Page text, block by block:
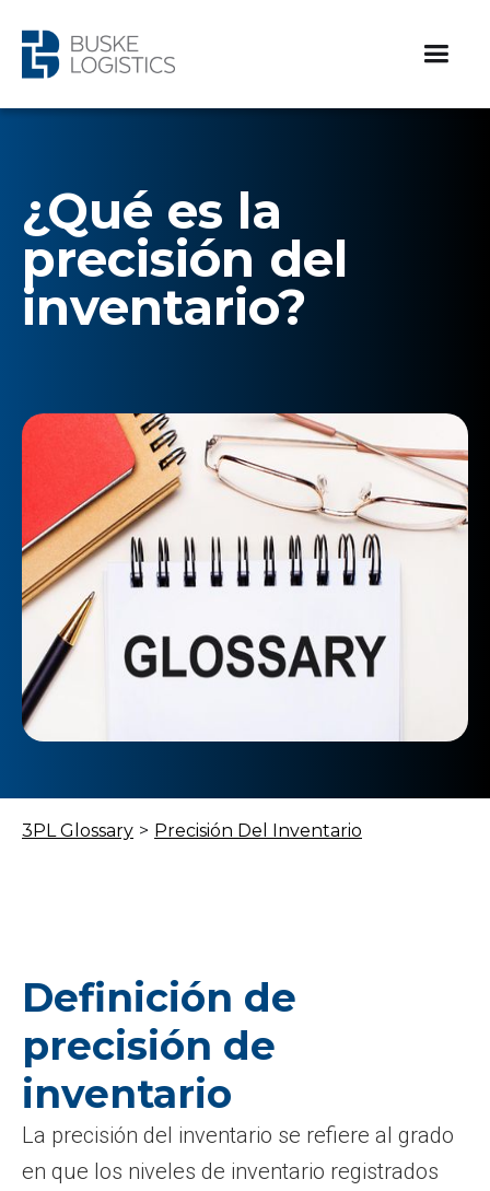
¿Qué es la
precisión del
inventario?
3PL Glossary > Precisión Del Inventario
Definición de
precisión de
inventario
La precisión del inventario se refiere al grado
en que los niveles de inventario registrados